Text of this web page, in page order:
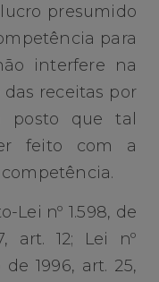
presumido
para
interfere na
receitas por
posto que tal
feito com a
Lei nº 1.598, de
art. 12; Lei nº
1996, art. 25,